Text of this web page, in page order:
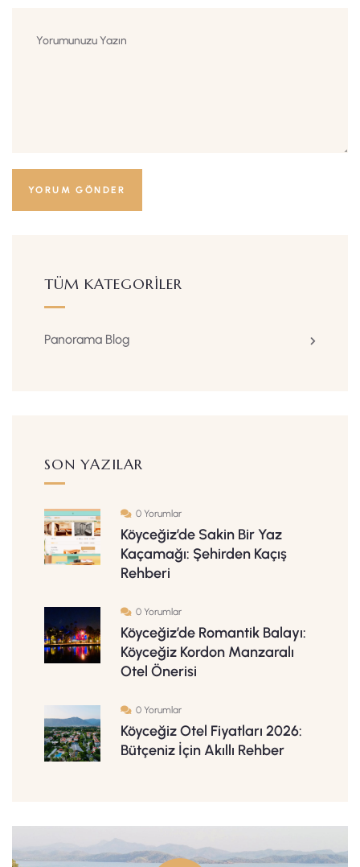
TÜM KATEGORILER
Panorama Blog
SON YAZILAR
0 Yorumlar
Köyceğiz’de Sakin Bir Yaz
Kaçamağı: Şehirden Kaçış
Rehberi
0 Yorumlar
Köyceğiz’de Romantik Balayı:
Köyceğiz Kordon Manzaralı
Otel Önerisi
0 Yorumlar
Köyceğiz Otel Fiyatları 2026:
Bütçeniz İçin Akıllı Rehber